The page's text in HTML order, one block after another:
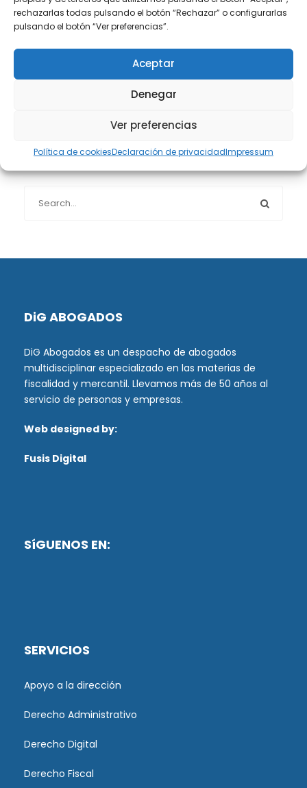
rechazarlas todas pulsando el botón “Rechazar” o configurarlas
pulsando el botón “Ver preferencias”.
Aceptar
Denegar
Ver preferencias
Política de cookiesDeclaración de privacidadImpressum
Protección de datos(40)
DiG ABOGADOS
DiG Abogados es un despacho de abogados
multidisciplinar especializado en las materias de
fiscalidad y mercantil. Llevamos más de 50 años al
servicio de personas y empresas.
Web designed by:
Fusis Digital
SíGUENOS EN:
SERVICIOS
Apoyo a la dirección
Derecho Administrativo
Derecho Digital
Derecho Fiscal